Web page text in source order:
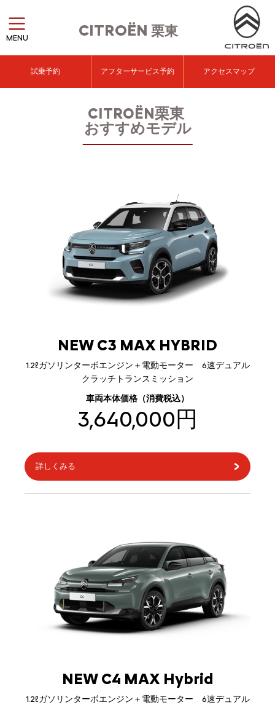
CITROËN 栗東
MENU
試乗予約 アフターサービス予約 アクセスマップ
CITROËN栗東
おすすめモデル
NEW C3 MAX HYBRID
1.2ℓガソリンターボエンジン＋電動モーター 6速デュアル
クラッチトランスミッション
車両本体価格（消費税込）
3,640,000円
詳しくみる
NEW C4 MAX Hybrid
1.2ℓガソリンターボエンジン＋電動モーター 6速デュアル